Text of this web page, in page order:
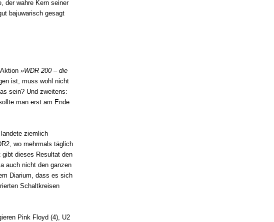
der wahre Kern seiner
bajuwarisch gesagt
»WDR 200 – die
ist, muss wohl nicht
sein? Und zweitens:
man erst am Ende
ziemlich
wo mehrmals täglich
gibt dieses Resultat den
auch nicht den ganzen
Diarium, dass es sich
Schaltkreisen
Pink Floyd (4), U2